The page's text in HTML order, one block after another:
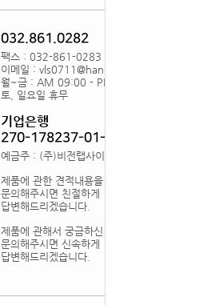
032.861.0282
팩스 : 032-861-0283
이메일 : vls0711@hanmail.net
월~금 : AM 09:00 - PM18:00
토, 일요일 휴무
기업은행
270-178237-01-012
예금주 : (주)비전랩사이언스
제품에 관한 견적내용을
문의해주시면 친절하게
답변해드리겠습니다.
제품에 관해서 궁금하신 점을
문의해주시면 신속하게
답변해드리겠습니다.